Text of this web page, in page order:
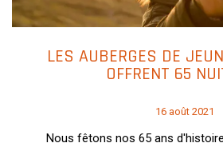
LES AUBERGES DE
OFFRENT 65
16 août 2021
Nous fêtons nos 65 ans